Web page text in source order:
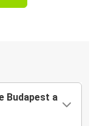
Budapest a